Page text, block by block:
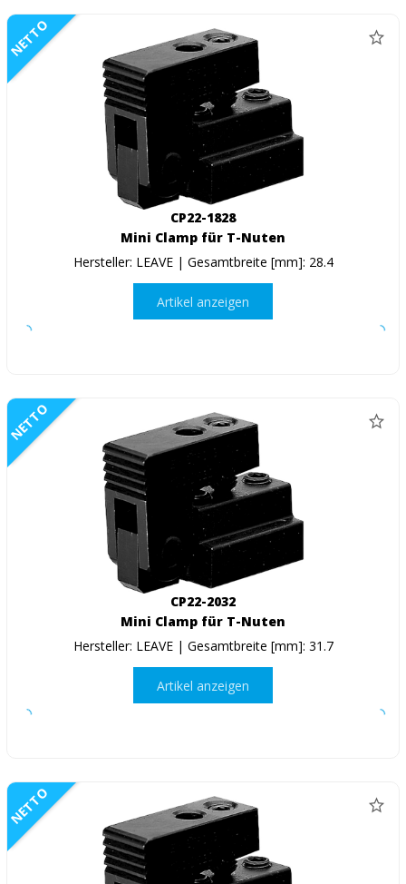
NETTO
CP22-1828
Mini Clamp für T-Nuten
Hersteller: LEAVE | Gesamtbreite [mm]: 28.4
Artikel anzeigen
NETTO
CP22-2032
Mini Clamp für T-Nuten
Hersteller: LEAVE | Gesamtbreite [mm]: 31.7
Artikel anzeigen
NETTO